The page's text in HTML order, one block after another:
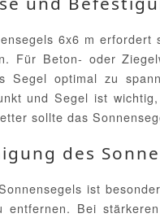
6x6 m
Für Beton- oder
Segel optimal zu
und Segel ist
sollte das
des
ist
Bei